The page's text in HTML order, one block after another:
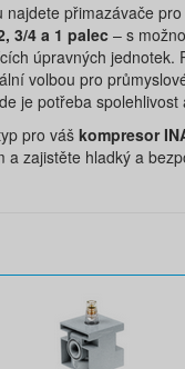
najdete přimazávače
3/4 a 1 palec – s
úpravných jednotek.
volbou pro
je potřeba spolehlivost
pro váš kompresor
a zajistěte hladký a